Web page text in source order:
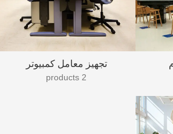
تجهيز معامل كمبيوتر
2 products